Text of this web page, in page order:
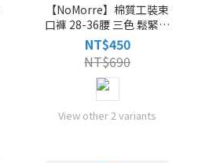
【NoMorre】棉質工裝束
口褲 28-36腰 三色 鬆緊褲
頭 褲襠拉鍊 可繫皮帶 束口
褲 縮口褲 台灣現貨 [5735-
P26]
NT$450
NT$690
View other 2 variants